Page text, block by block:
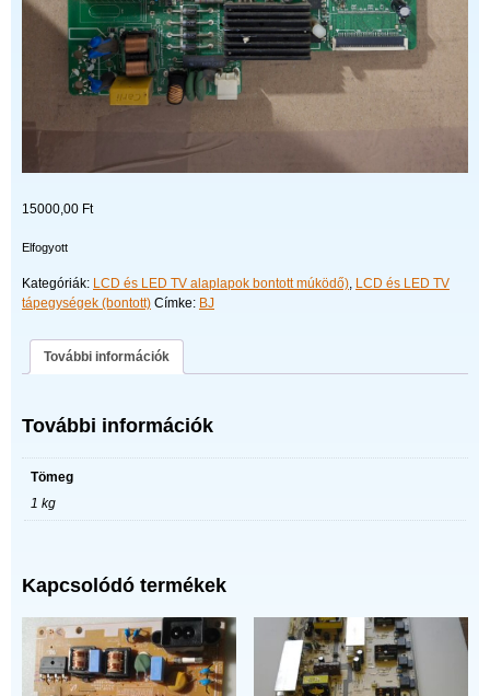
15000,00 Ft
Elfogyott
Kategóriák: LCD és LED TV alaplapok bontott múködő), LCD és LED TV
tápegységek (bontott) Címke: BJ
További információk
További információk
Tömeg
1 kg
Kapcsolódó termékek